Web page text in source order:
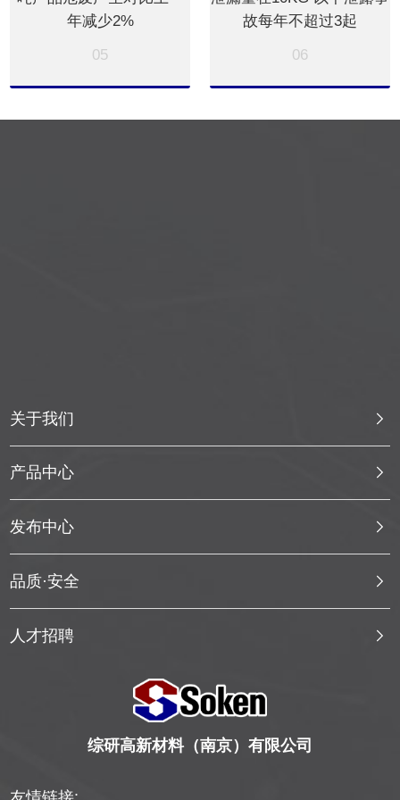
年减少2%
05
故每年不超过3起
06
综研高新材料（南京）有限公司
关于我们
产品中心
发布中心
品质·安全
人才招聘